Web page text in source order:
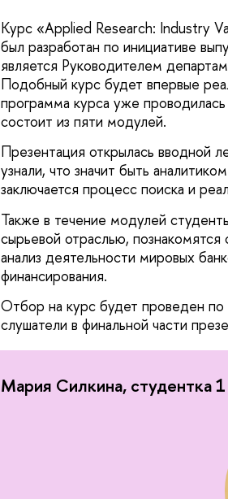
Курс «Applied Research: Industry
был разработан по инициативе
является Руководителем
Подобный курс будет впервые
программа курса уже
состоит из пяти модулей.
Презентация открылась вводной
узнали, что значит быть
заключается процесс поиска и
Также в течение модулей
сырьевой отраслью,
анализ деятельности мировых
финансирования.
Отбор на курс будет проведен по
слушатели в финальной части
Мария Силкина, студентка